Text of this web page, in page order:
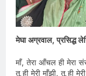
मेघा अग्रवाल, प्रसिद्ध
माँ, तेरा आँचल ही मेरा
तू ही मेरी माँझी, तू ही